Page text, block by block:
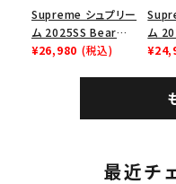
Supreme シュプリー
ム 2025SS Bear
Tee ベア Tシャツ ブ
¥26,980 (税込)
ム
ブラ
最近チ